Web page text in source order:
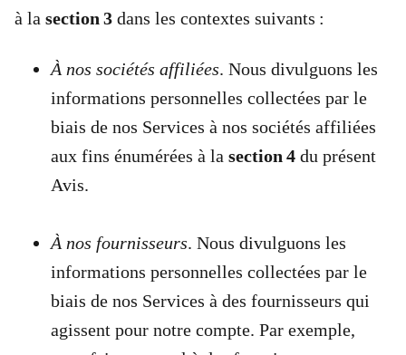
à la section 3 dans les contextes suivants :
À nos sociétés affiliées. Nous divulguons les
informations personnelles collectées par le
biais de nos Services à nos sociétés affiliées
aux fins énumérées à la section 4 du présent
Avis.
À nos fournisseurs. Nous divulguons les
informations personnelles collectées par le
biais de nos Services à des fournisseurs qui
agissent pour notre compte. Par exemple,